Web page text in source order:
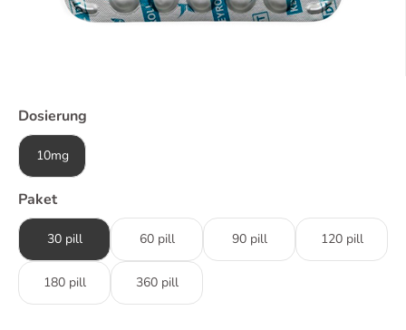
Dosierung
10mg
Paket
30 pill 60 pill 90 pill 120 pill
180 pill 360 pill